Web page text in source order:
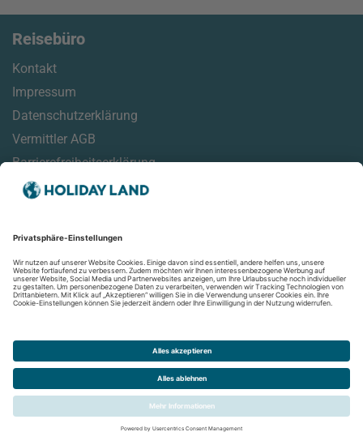
Reisebüro
Kontakt
Impressum
Datenschutzerklärung
Vermittler AGB
Barrierefreiheitserklärung
Reisemonitor
Online Check-In Informationen
Reisehinweise
Aktuelles
Newsletter
Folgen Sie uns auf: